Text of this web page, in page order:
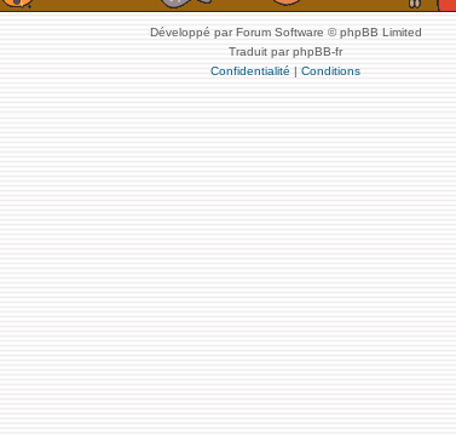
Développé par Forum Software © phpBB Limited
Traduit par phpBB-fr
Confidentialité | Conditions